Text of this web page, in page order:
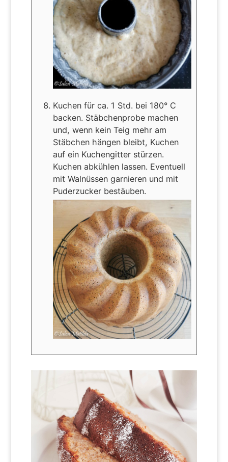
Kuchen für ca. 1 Std. bei 180° C
backen. Stäbchenprobe machen
und, wenn kein Teig mehr am
Stäbchen hängen bleibt, Kuchen
auf ein Kuchengitter stürzen.
Kuchen abkühlen lassen. Eventuell
mit Walnüssen garnieren und mit
Puderzucker bestäuben.